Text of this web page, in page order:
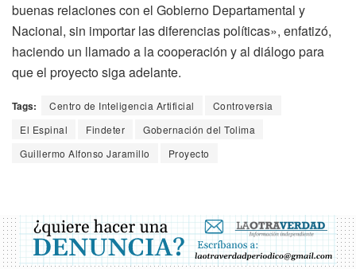
buenas relaciones con el Gobierno Departamental y
Nacional, sin importar las diferencias políticas», enfatizó,
haciendo un llamado a la cooperación y al diálogo para
que el proyecto siga adelante.
Tags: Centro de Inteligencia Artificial
Controversia
El Espinal
Findeter
Gobernación del Tolima
Guillermo Alfonso Jaramillo
Proyecto